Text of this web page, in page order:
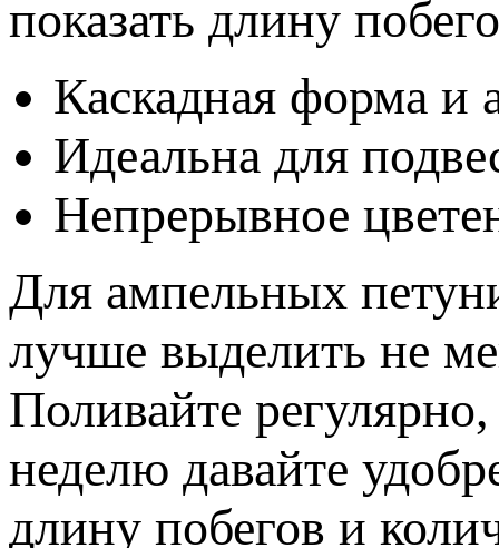
показать длину
Каскадная форма и
Идеальна для
Непрерывное
Для ампельных
лучше выделить не
Поливайте
неделю давайте
длину побегов и